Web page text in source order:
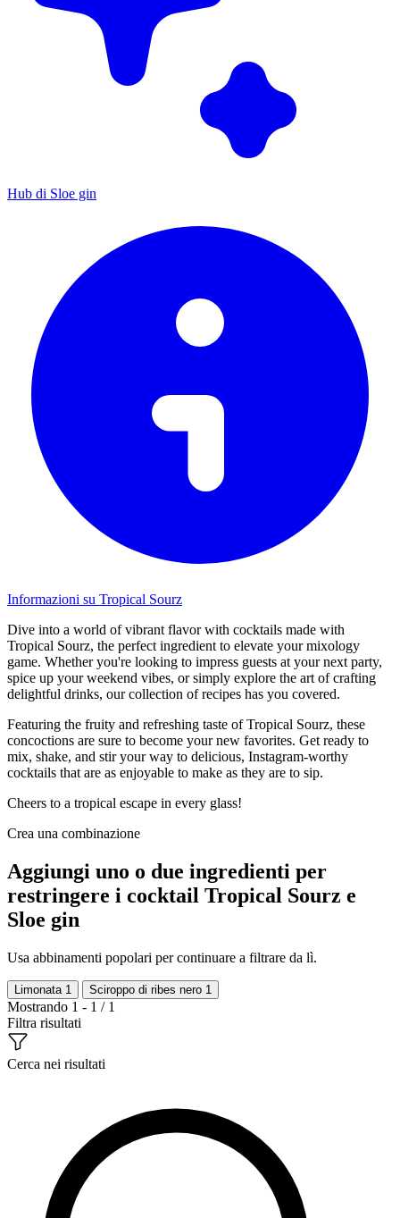
Hub di Sloe gin
Informazioni su Tropical Sourz
Dive into a world of vibrant flavor with cocktails made with
Tropical Sourz, the perfect ingredient to elevate your mixology
game. Whether you're looking to impress guests at your next party,
spice up your weekend vibes, or simply explore the art of crafting
delightful drinks, our collection of recipes has you covered.
Featuring the fruity and refreshing taste of Tropical Sourz, these
concoctions are sure to become your new favorites. Get ready to
mix, shake, and stir your way to delicious, Instagram-worthy
cocktails that are as enjoyable to make as they are to sip.
Cheers to a tropical escape in every glass!
Crea una combinazione
Aggiungi uno o due ingredienti per
restringere i cocktail Tropical Sourz e
Sloe gin
Usa abbinamenti popolari per continuare a filtrare da lì.
Limonata 1 Sciroppo di ribes nero 1
Mostrando 1 - 1 / 1
Filtra risultati
Cerca nei risultati